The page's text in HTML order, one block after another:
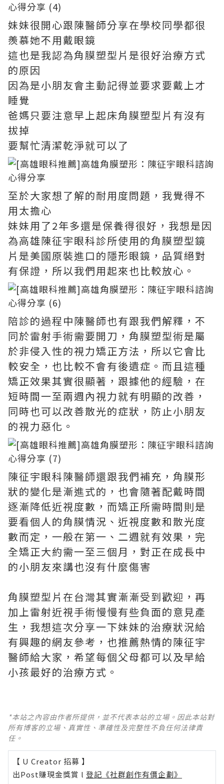
妹妹很開心跟陳醫師分享在學校同學都很
羨慕她不用戴眼鏡
這也是我認為角膜塑型片是很好治療方式
的原因
因為是小朋友會主動記得並要求要戴上才
睡覺
爸媽只要注意早上起床角膜塑型片有沒有
拔掉
要幫忙清潔乾淨就可以了
至於大家想了解的耐用度問題，我覺得不
用太擔心
妹妹用了2年多還是保養得很好，我想是因
為高雄陳征宇眼科診所使用的角膜塑型鏡
片是美國原裝進口的隱形眼鏡，品質絕對
有保證，所以我們用起來也比較放心。
陪診的過程中陳醫師也有跟我們解釋，不
同於雷射手術需要開刀，角膜塑型術是屬
於非侵入性的視力矯正方法，所以它會比
較安全，也比較不會有後遺症。而且這種
矯正效果其實很顯著，跟據他的經驗，在
短時間一至兩週內視力就有明顯的改善，
同時也可以改善散光的症狀，防止小朋友
的視力惡化。
陳征宇眼科陳醫師還跟我們補充，角膜形
狀的變化是漸進式的，也會隨著配戴時間
逐漸降低近視度數，而矯正所需時間則是
要看個人的角膜情況、近視度數和散光度
數而定，一般在第一、二週就有效果，完
全矯正大約需一至三個月，對正在成長中
的小朋友來講也沒有什麼傷害
角膜塑型片在台灣其實漸漸受到歡迎，再
加上雷射近視手術慢慢有些負面的意見產
生，我想這次分享一下妹妹的治療狀況給
有興趣的網友參考，也推薦熱情的陳征宇
醫師給大家，希望每個父母都可以及早給
小孩最好的治療方式。
*本站之內容由作者所提供，並不代表本站的立場。因此本站對
所有博客的立場、真實性、準確性及完整性不負任何法律責
任。
【 U Creator 招募 】
出Post賺現金獎賞 l 登記《社群創作有價企劃》